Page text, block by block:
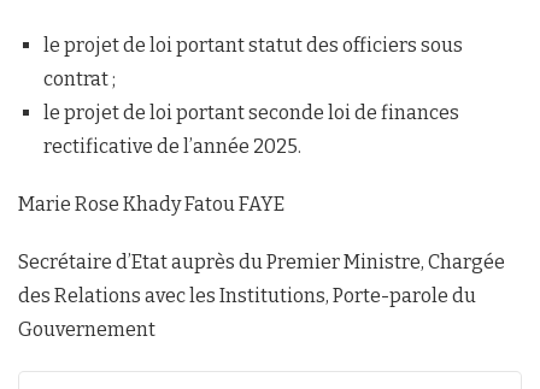
le projet de loi portant statut des officiers sous
contrat ;
le projet de loi portant seconde loi de finances
rectificative de l’année 2025.
Marie Rose Khady Fatou FAYE
Secrétaire d’Etat auprès du Premier Ministre, Chargée
des Relations avec les Institutions, Porte-parole du
Gouvernement